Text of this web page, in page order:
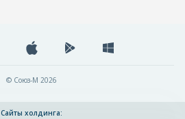
© Союз-М 2026
Сайты холдинга: